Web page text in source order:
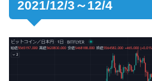
2021/12/3～12/4